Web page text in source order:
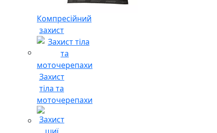
Компресійний
захист
Захист
тіла та
моточерепахи